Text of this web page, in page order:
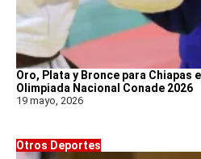
Oro, Plata y Bronce para Chiapas
Olimpiada Nacional Conade 2026
19 mayo, 2026
Otros Deportes